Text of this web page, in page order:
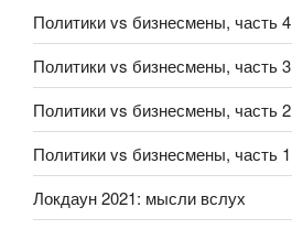
Политики vs бизнесмены, часть 4
Политики vs бизнесмены, часть 3
Политики vs бизнесмены, часть 2
Политики vs бизнесмены, часть 1
Локдаун 2021: мысли вслух